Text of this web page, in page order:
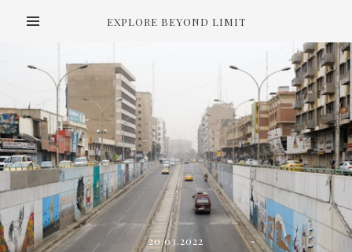
EXPLORE BEYOND LIMIT
20.03.2022